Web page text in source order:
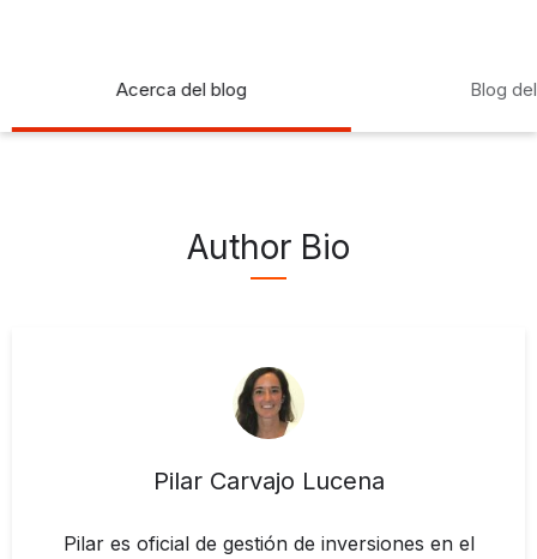
Acerca del blog Blog
Author Bio
Pilar Carvajo Lucena
Pilar es oficial de gestión de inversiones en el